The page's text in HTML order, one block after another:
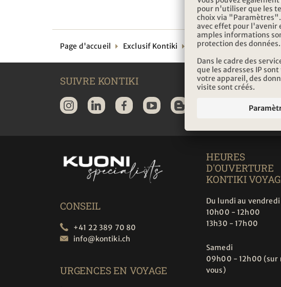
Page d'accueil Exclusif Kontiki Alarme aux aurores
SUIVRE KONTIKI
CONSEIL
+41 22 389 70 80
info@kontiki.ch
URGENCES EN VOYAGE
HEURES
D'OUVERTURE
KONTIKI
Du lundi au vendredi
10h00 - 12h00
13h30 - 17h00
Samedi
09h00 - 12h00 (sur
vous)